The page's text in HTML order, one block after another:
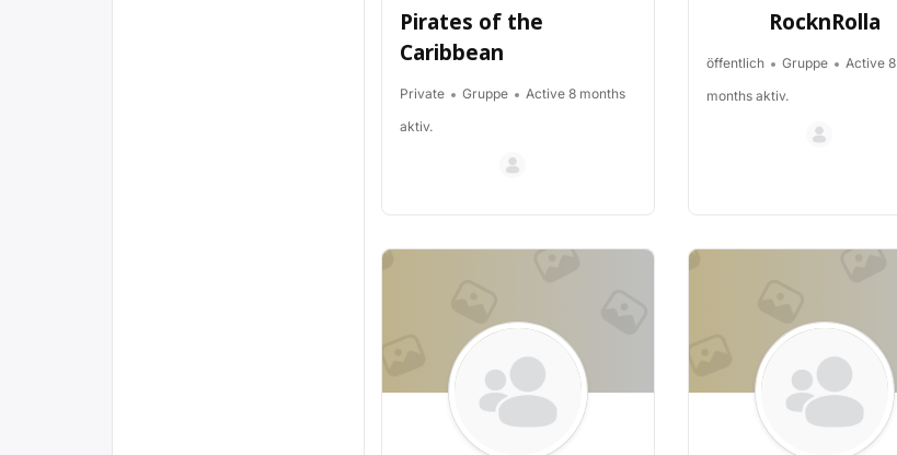
Pirates of the
Caribbean
Private Gruppe
Active 8 months
aktiv.
RocknRolla
öffentlich Gruppe
Active 8
months aktiv.